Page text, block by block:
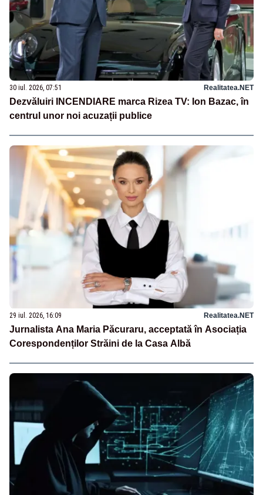
30 iul. 2026, 07:51 Realitatea.NET
Dezvăluiri INCENDIARE marca Rizea TV: Ion Bazac, în
centrul unor noi acuzații publice
29 iul. 2026, 16:09 Realitatea.NET
Jurnalista Ana Maria Păcuraru, acceptată în Asociația
Corespondenților Străini de la Casa Albă